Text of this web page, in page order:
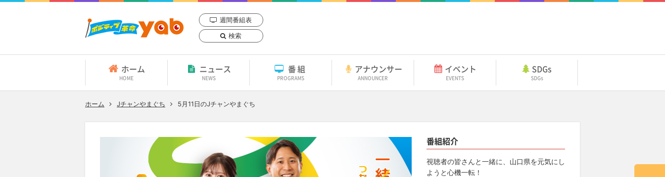
週間番組表
検索
ホーム
HOME
ニュース
NEWS
番組
PROGRAMS
アナウンサー
ANNOUNCER
イベント
EVENTS
SDGs
SDGs
ホーム Jチャンやまぐち 5月11日のJチャンやまぐち
番組紹介
視聴者の皆さんと一緒に、山口県を元気にし
ようと心機一転！